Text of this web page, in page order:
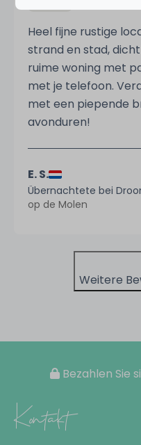
Heel fijne rustige
strand en stad,
ruime woning met
met je telefoon.
met een piepende
avonduren!
E. S.
Übernachtete bei
op de Molen
Weitere
Bezahlen Sie
Kontakt